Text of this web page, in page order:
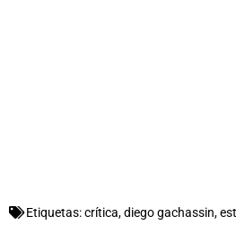
Etiquetas:crítica,diego gachassin,